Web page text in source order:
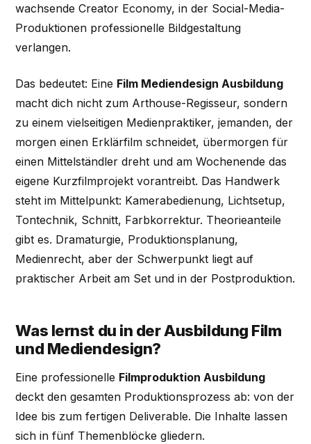
wachsende Creator Economy, in der Social-Media-
Produktionen professionelle Bildgestaltung
verlangen.
Das bedeutet: Eine Film Mediendesign Ausbildung
macht dich nicht zum Arthouse-Regisseur, sondern
zu einem vielseitigen Medienpraktiker, jemanden, der
morgen einen Erklärfilm schneidet, übermorgen für
einen Mittelständler dreht und am Wochenende das
eigene Kurzfilmprojekt vorantreibt. Das Handwerk
steht im Mittelpunkt: Kamerabedienung, Lichtsetup,
Tontechnik, Schnitt, Farbkorrektur. Theorieanteile
gibt es. Dramaturgie, Produktionsplanung,
Medienrecht, aber der Schwerpunkt liegt auf
praktischer Arbeit am Set und in der Postproduktion.
Was lernst du in der Ausbildung Film
und Mediendesign?
Eine professionelle Filmproduktion Ausbildung
deckt den gesamten Produktionsprozess ab: von der
Idee bis zum fertigen Deliverable. Die Inhalte lassen
sich in fünf Themenblöcke gliedern.